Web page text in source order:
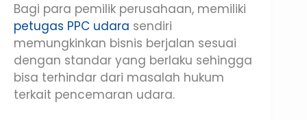
Bagi para pemilik perusahaan, memiliki
petugas PPC udara sendiri
memungkinkan bisnis berjalan sesuai
dengan standar yang berlaku sehingga
bisa terhindar dari masalah hukum
terkait pencemaran udara.